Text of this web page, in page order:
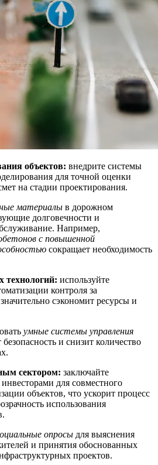
объектов: внедрите системы
для точной оценки
на стадии проектирования.
материалы в дорожном
долговечности и
Например,
с повышенной
сокращает необходимость
технологий: используйте
контроля за
сэкономит ресурсы и
умные системы управления
и снизит количество
сектором: заключайте
для совместного
объектов, что ускорит процесс
использования
опросы для выяснения
и принятия обоснованных
проектов.